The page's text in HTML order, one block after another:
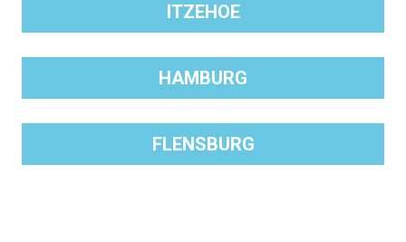
ITZEHOE
HAMBURG
FLENSBURG